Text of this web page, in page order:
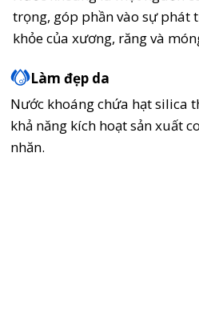
trọng, góp phần vào sự phát
khỏe của xương, răng và
Làm đẹp da
Nước khoáng chứa hạt silica
khả năng kích hoạt sản xuất
nhăn.